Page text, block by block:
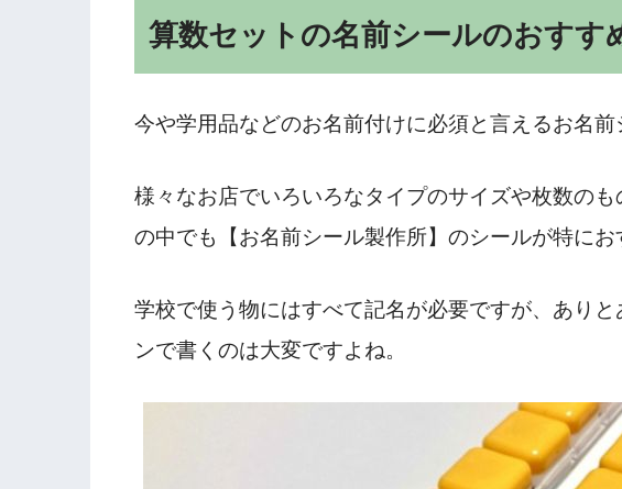
算数セットの名前シールのおすす
今や学用品などのお名前付けに必須と言えるお名前
様々なお店でいろいろなタイプのサイズや枚数の
の中でも【お名前シール製作所】のシールが特にお
学校で使う物にはすべて記名が必要ですが、あり
ンで書くのは大変ですよね。